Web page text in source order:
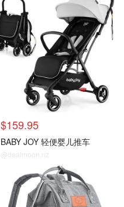
$159.95
BABY JOY 轻便婴儿推车
@dealmoon.nz